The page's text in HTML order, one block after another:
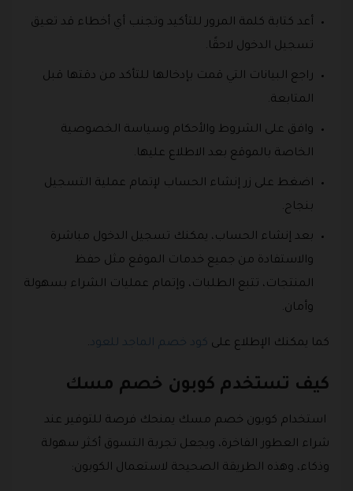
أعد كتابة كلمة المرور للتأكيد وتجنب أي أخطاء قد تعيق
تسجيل الدخول لاحقًا.
راجع البيانات التي قمت بإدخالها للتأكد من دقتها قبل
المتابعة.
وافق على الشروط والأحكام وسياسة الخصوصية
الخاصة بالموقع بعد الاطلاع عليها.
اضغط على زر إنشاء الحساب لإتمام عملية التسجيل
بنجاح.
بعد إنشاء الحساب، يمكنك تسجيل الدخول مباشرة
والاستفادة من جميع خدمات الموقع مثل حفظ
المنتجات، تتبع الطلبات، وإتمام عمليات الشراء بسهولة
وأمان.
كما يمكنك الإطلاع على كود خصم الماجد للعود.
كيف تستخدم كوبون خصم مسك
استخدام كوبون خصم مسك يمنحك فرصة للتوفير عند
شراء العطور الفاخرة، ويجعل تجربة التسوق أكثر سهولة
وذكاء، وهذه الطريقة الصحيحة لاستعمال الكوبون: